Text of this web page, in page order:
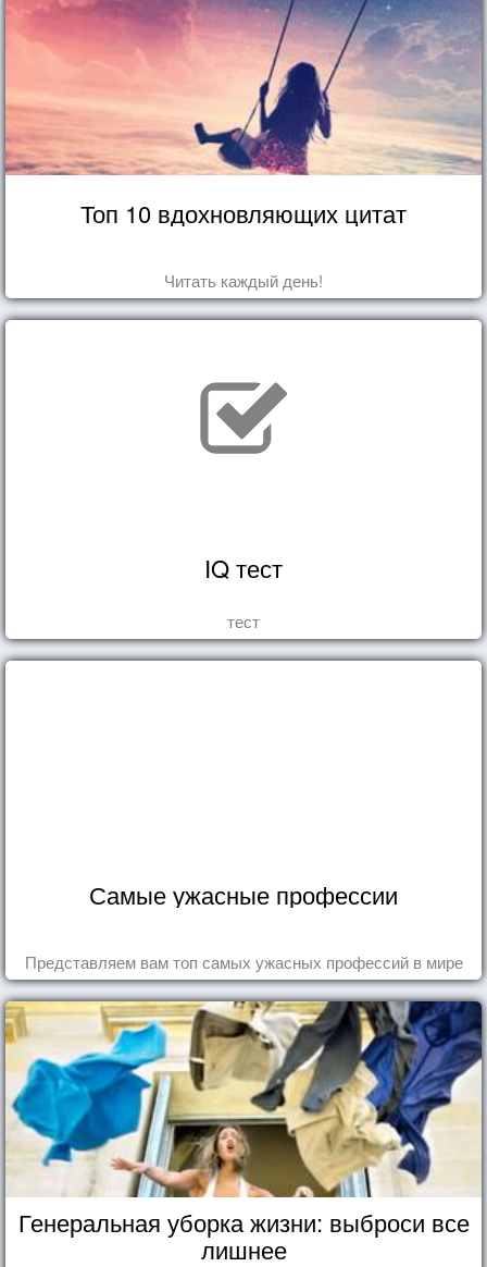
Топ 10 вдохновляющих цитат
Читать каждый день!
IQ тест
тест
Самые ужасные профессии
Представляем вам топ самых ужасных профессий в мире
Генеральная уборка жизни: выброси все
лишнее